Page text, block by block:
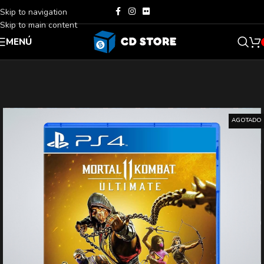
Skip to navigation
Skip to main content
MENÚ
AGOTADO